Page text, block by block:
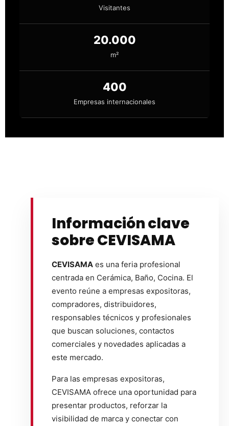
Visitantes
20.000
m²
400
Empresas internacionales
Información clave
sobre CEVISAMA
CEVISAMA es una feria profesional
centrada en Cerámica, Baño, Cocina. El
evento reúne a empresas expositoras,
compradores, distribuidores,
responsables técnicos y profesionales
que buscan soluciones, contactos
comerciales y novedades aplicadas a
este mercado.
Para las empresas expositoras,
CEVISAMA ofrece una oportunidad para
presentar productos, reforzar la
visibilidad de marca y conectar con